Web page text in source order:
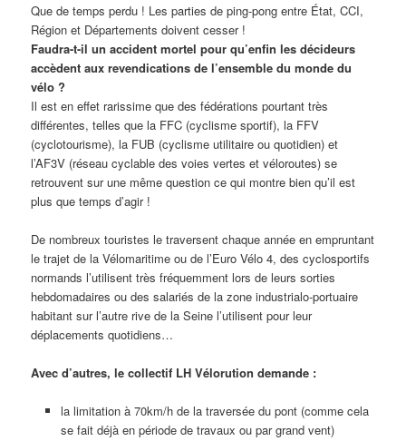
Que de temps perdu ! Les parties de ping-pong entre État, CCI,
Région et Départements doivent cesser !
Faudra-t-il un accident mortel pour qu’enfin les décideurs
accèdent aux revendications de l’ensemble du monde du
vélo ?
Il est en effet rarissime que des fédérations pourtant très
différentes, telles que la FFC (cyclisme sportif), la FFV
(cyclotourisme), la FUB (cyclisme utilitaire ou quotidien) et
l’AF3V (réseau cyclable des voies vertes et véloroutes) se
retrouvent sur une même question ce qui montre bien qu’il est
plus que temps d’agir !
De nombreux touristes le traversent chaque année en empruntant
le trajet de la Vélomaritime ou de l’Euro Vélo 4, des cyclosportifs
normands l’utilisent très fréquemment lors de leurs sorties
hebdomadaires ou des salariés de la zone industrialo-portuaire
habitant sur l’autre rive de la Seine l’utilisent pour leur
déplacements quotidiens…
Avec d’autres, le collectif LH Vélorution demande :
la limitation à 70km/h de la traversée du pont (comme cela
se fait déjà en période de travaux ou par grand vent)